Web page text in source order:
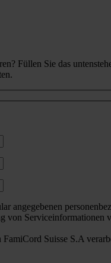
Füllen Sie das
angegebenen
von Serviceinformationen
FamiCord Suisse S.A